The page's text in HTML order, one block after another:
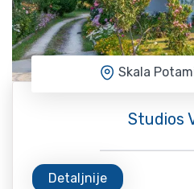
Skala
Studios
Detaljnije